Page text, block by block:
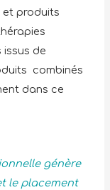
et produits
issus de
combinés
dans ce
génère
le placement